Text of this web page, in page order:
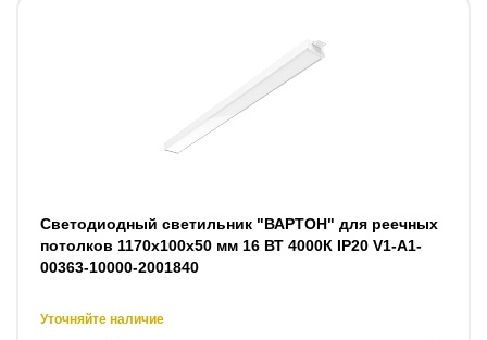
Светодиодный светильник "ВАРТОН" для реечных
потолков 1170х100х50 мм 16 ВТ 4000К IP20 V1-A1-
00363-10000-2001840
Уточняйте наличие